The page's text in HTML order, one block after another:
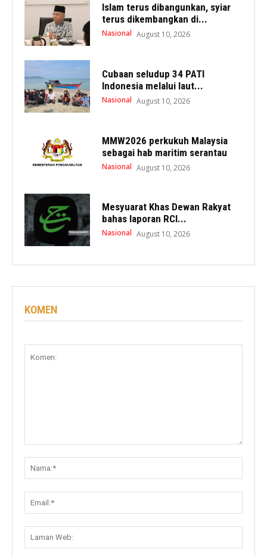
Islam terus dibangunkan, syiar
terus dikembangkan di...
Nasional August 10, 2026
Cubaan seludup 34 PATI
Indonesia melalui laut...
Nasional August 10, 2026
MMW2026 perkukuh Malaysia
sebagai hab maritim serantau
Nasional August 10, 2026
Mesyuarat Khas Dewan Rakyat
bahas laporan RCI...
Nasional August 10, 2026
KOMEN